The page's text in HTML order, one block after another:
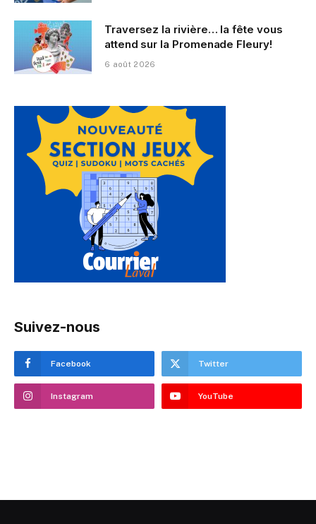
Traversez la rivière… la fête vous
attend sur la Promenade Fleury!
6 août 2026
Suivez-nous
Facebook Twitter
Instagram YouTube